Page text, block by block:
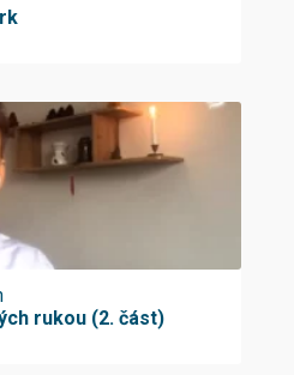
rukou (2. část)